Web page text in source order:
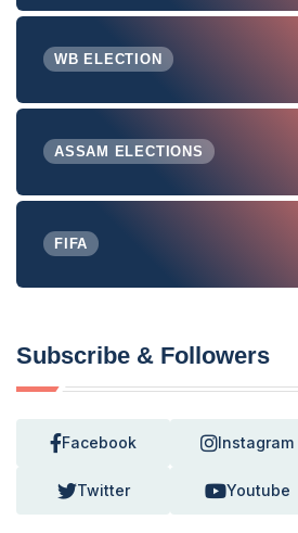
WB ELECTION
ASSAM ELECTIONS
FIFA
Subscribe & Followers
Facebook Instagram
Twitter Youtube